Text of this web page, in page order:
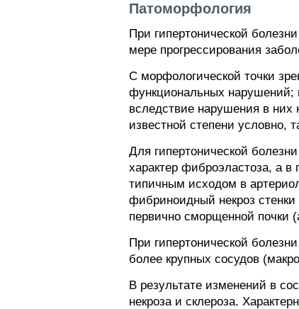
Патоморфология
При гипертонической
мере прогрессирования
С морфологической точки
функциональных нарушений;
вследствие нарушения в них
известной степени условно,
Для гипертонической
характер фиброэластоза, а в
типичным исходом в
фибриноидный некроз
первично сморщенной почки
При гипертонической
более крупных сосудов
В результате изменений в
некроза и склероза.